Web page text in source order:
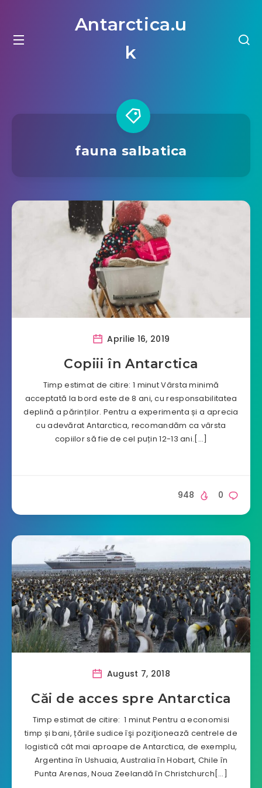
Antarctica.u
k
fauna salbatica
Aprilie 16, 2019
Copiii în Antarctica
Timp estimat de citire: 1 minut Vârsta minimă
acceptată la bord este de 8 ani, cu responsabilitatea
deplină a părinților. Pentru a experimenta și a aprecia
cu adevărat Antarctica, recomandăm ca vârsta
copiilor să fie de cel puțin 12-13 ani.[…]
0
948
August 7, 2018
Căi de acces spre Antarctica
Timp estimat de citire: 1 minut Pentru a economisi
timp și bani, țările sudice îşi poziţionează centrele de
logistică cât mai aproape de Antarctica, de exemplu,
Argentina în Ushuaia, Australia în Hobart, Chile în
Punta Arenas, Noua Zeelandă în Christchurch[…]